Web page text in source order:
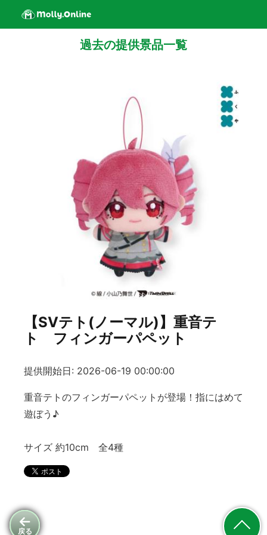
戻る
過去の提供景品一覧
【SVテト(ノーマル)】重音テ
ト フィンガーパペット
提供開始日: 2026-06-19 00:00:00
重音テトのフィンガーパペットが登場！指にはめて
遊ぼう♪
サイズ 約10cm 全4種